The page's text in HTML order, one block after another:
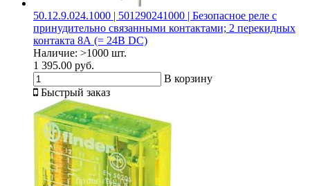
50.12.9.024.1000 | 501290241000 | Безопасное реле с
принудительно связанными контактами; 2 перекидных
контакта 8А (= 24В DC)
Наличие: >1000 шт.
1 395.00 руб.
В корзину
Быстрый заказ